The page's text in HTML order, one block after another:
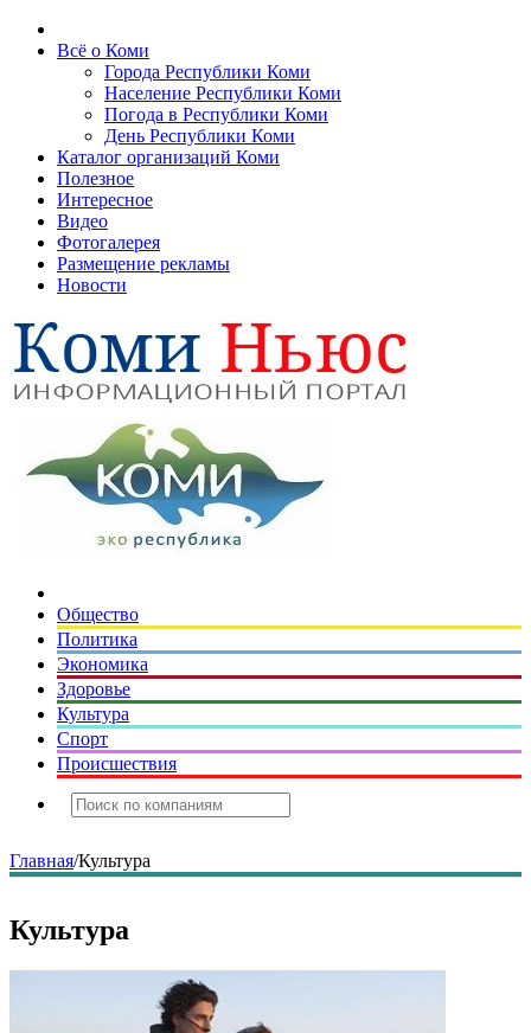
Всё о Коми
Города Республики Коми
Население Республики Коми
Погода в Республики Коми
День Республики Коми
Каталог организаций Коми
Полезное
Интересное
Видео
Фотогалерея
Размещение рекламы
Новости
Общество
Политика
Экономика
Здоровье
Культура
Спорт
Происшествия
Главная/Культура
Культура